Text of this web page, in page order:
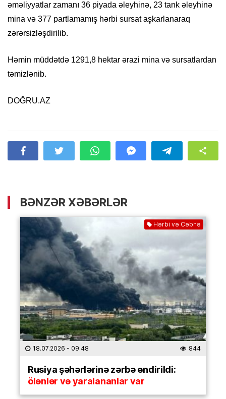
əməliyyatlar zamanı 36 piyada əleyhinə, 23 tank əleyhinə
mina və 377 partlamamış hərbi sursat aşkarlanaraq
zərərsizləşdirilib.
Həmin müddətdə 1291,8 hektar ərazi mina və sursatlardan
təmizlənib.
DOĞRU.AZ
BƏNZƏR XƏBƏRLƏR
Hərbi və Cəbhə
18.07.2026 - 09:48 844
Rusiya şəhərlərinə zərbə endirildi:
ölənlər və yaralananlar var